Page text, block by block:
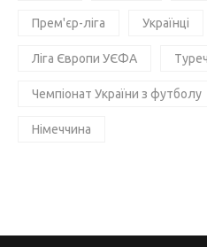
Прем'єр-ліга Українці
Ліга Європи УЄФА
Чемпіонат України з футболу
Німеччина